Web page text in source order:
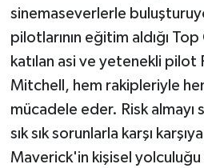
sinemaseverlerle
pilotlarının eğitim aldığı
katılan asi ve yetenekli
Mitchell, hem rakipleriyle
mücadele eder. Risk almayı
sık sık sorunlarla karşı
Maverick'in kişisel yolculuğu